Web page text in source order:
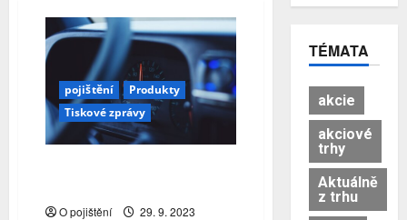
pojištění
Produkty
Tiskové zprávy
O pojištění 29. 9. 2023
TÉMATA
akcie
akciové
trhy
Aktuálně
z trhu